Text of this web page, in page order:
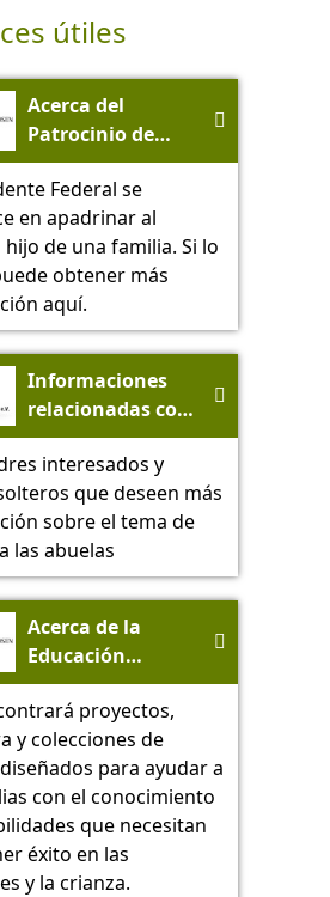
útiles
Acerca del
Patrocinio de
Honor del
Presidente
Alemán - SMS
Sachsen

Federal se
en apadrinar al
de una familia. Si lo
obtener más
aquí.
Informaciones
relacionadas con
el tema Leih-Oma
-
Frauenförderwerk
Dresden

interesados y
que deseen más
sobre el tema de
las abuelas
Acerca de la
Educación
Familiar - SMS
Sachsen

proyectos,
y colecciones de
para ayudar a
con el conocimiento
que necesitan
éxito en las
y la crianza.